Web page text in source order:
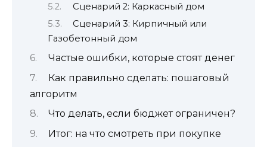
Сценарий 2: Каркасный дом
Сценарий 3: Кирпичный или
Газобетонный дом
Частые ошибки, которые стоят денег
Как правильно сделать: пошаговый
алгоритм
Что делать, если бюджет ограничен?
Итог: на что смотреть при покупке